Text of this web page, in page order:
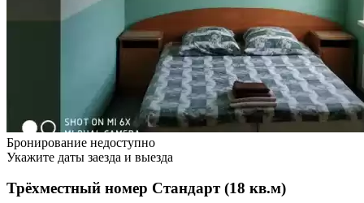
Бронирование недоступно
Укажите даты заезда и выезда
Трёхместный номер Стандарт (18 кв.м)